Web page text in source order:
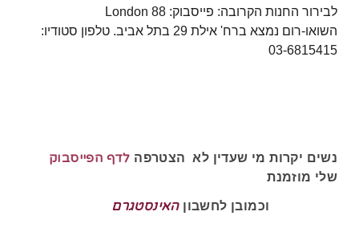
לבירור החנות הקרובה: פייסבוק: London 88
השואו-רום נמצא ברח' אילת 29 בתל אביב. טלפון סטודיו:
03-6815415
נשים יקרות מי שעדין לא הצטרפה לדף הפייסבוק
שלי מוזמנת
וכמובן לחשבוןהאינסטגרם